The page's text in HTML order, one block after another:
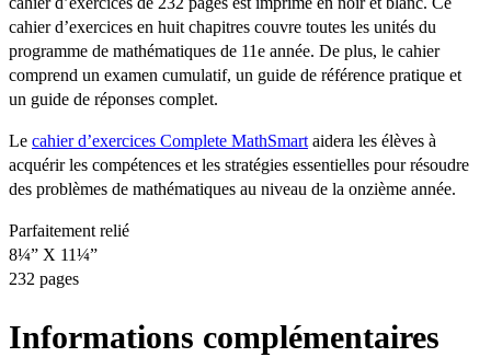
cahier d’exercices en huit chapitres couvre toutes les unités du
programme de mathématiques de 11e année. De plus, le cahier
comprend un examen cumulatif, un guide de référence pratique et
un guide de réponses complet.
Le cahier d’exercices Complete MathSmart aidera les élèves à
acquérir les compétences et les stratégies essentielles pour résoudre
des problèmes de mathématiques au niveau de la onzième année.
Parfaitement relié
8¼” X 11¼”
232 pages
Informations complémentaires